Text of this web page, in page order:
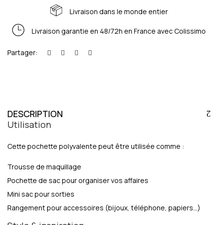
Livraison dans le monde entier
Livraison garantie en 48/72h en France avec Colissimo
Partager:
DESCRIPTION
Utilisation
Cette pochette polyvalente peut être utilisée comme :
Trousse de maquillage
Pochette de sac pour organiser vos affaires
Mini sac pour sorties
Rangement pour accessoires (bijoux, téléphone, papiers…)